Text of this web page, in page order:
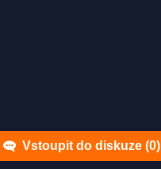
Vstoupit do diskuze (0)